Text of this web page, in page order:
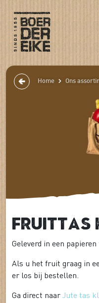
Home Ons
Fruittas
Geleverd in een papieren
Als u het fruit graag in
er los bij bestellen.
Ga direct naar Jute tas